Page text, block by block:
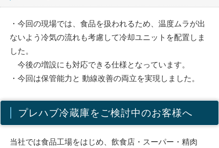
・今回の現場では、食品を扱われるため、温度ムラが出
ないよう冷気の流れも考慮して冷却ユニットを配置しま
した。
今後の増設にも対応できる仕様となっています。
・今回は保管能力と 動線改善の両立を実現しました。
プレハブ冷蔵庫をご検討中のお客様へ
当社では食品工場をはじめ、飲食店・スーパー・精肉